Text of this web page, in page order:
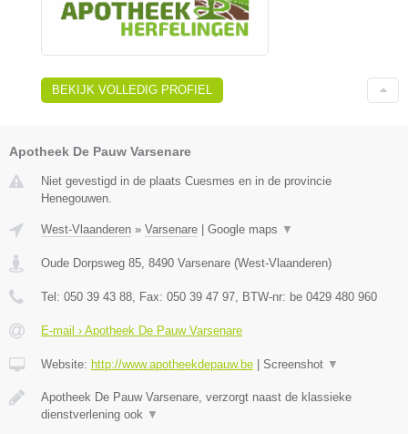
BEKIJK VOLLEDIG PROFIEL
Apotheek De Pauw Varsenare
Niet gevestigd in de plaats Cuesmes en in de provincie
Henegouwen.
West-Vlaanderen » Varsenare Google maps ▼
Oude Dorpsweg 85 8490 Varsenare (West-Vlaanderen)
Tel: 050 39 43 88 , Fax: 050 39 47 97 , BTW-nr: be 0429 480 960
E-mail › Apotheek De Pauw Varsenare
Website: http://www.apotheekdepauw.be Screenshot ▼
Apotheek De Pauw Varsenare, verzorgt naast de klassieke
dienstverlening ook ▼